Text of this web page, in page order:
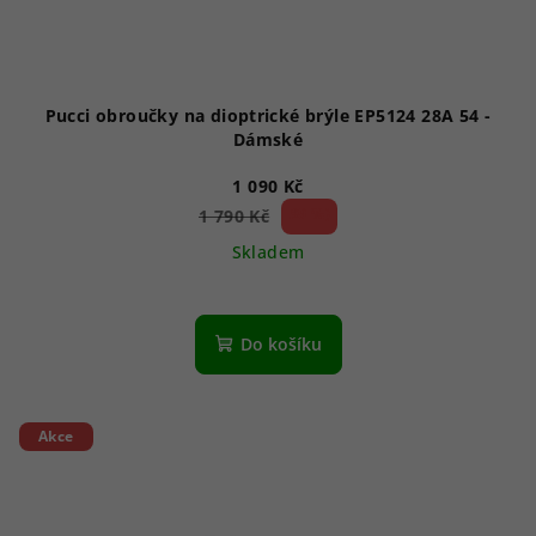
Pucci obroučky na dioptrické brýle EP5124 28A 54 -
Dámské
1 090 Kč
1 790 Kč
Skladem
Do košíku
Akce